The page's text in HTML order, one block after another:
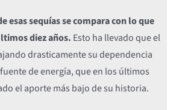
esas sequías se compara con lo que
diez años. Esto ha llevado que el
drasticamente su dependencia
de energía, que en los últimos
el aporte más bajo de su historia.